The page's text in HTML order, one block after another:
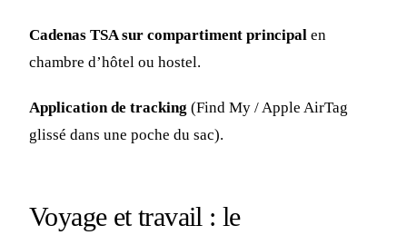
Cadenas TSA sur compartiment principal en
chambre d’hôtel ou hostel.
Application de tracking (Find My / Apple AirTag
glissé dans une poche du sac).
Voyage et travail : le